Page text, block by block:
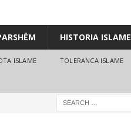
HISTORIA ISLAME
ISLAME TOLERANCA ISLAME